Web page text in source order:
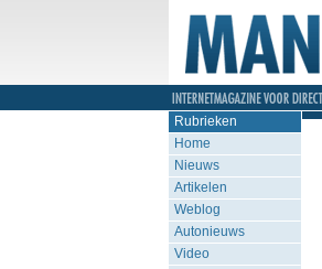
Rubrieken
Home
Nieuws
Artikelen
Weblog
Autonieuws
Video